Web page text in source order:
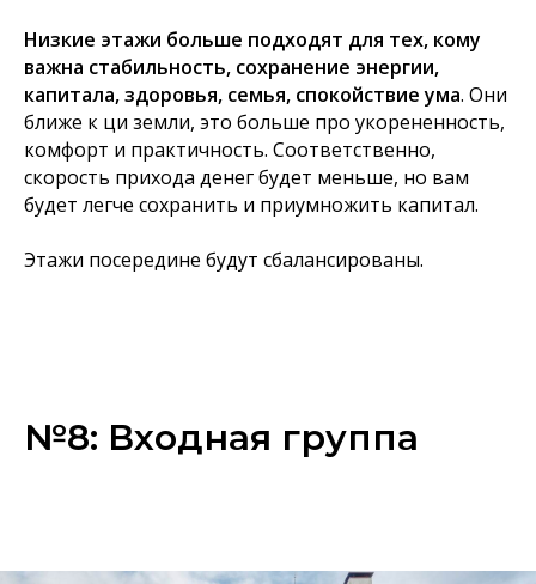
Низкие этажи больше подходят для тех, кому
важна стабильность, сохранение энергии,
капитала, здоровья, семья, спокойствие ума. Они
ближе к ци земли, это больше про укорененность,
комфорт и практичность. Соответственно,
скорость прихода денег будет меньше, но вам
будет легче сохранить и приумножить капитал.
Этажи посередине будут сбалансированы.
№8: Входная группа